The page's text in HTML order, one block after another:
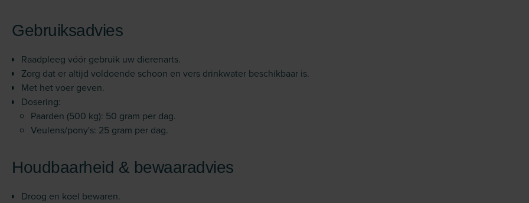
Gebruiksadvies
Raadpleeg vóór gebruik uw dierenarts.
Zorg dat er altijd voldoende schoon en vers drinkwater beschikbaar is.
Met het voer geven.
Dosering:
Paarden (500 kg): 50 gram per dag.
Veulens/pony's: 25 gram per dag.
Houdbaarheid & bewaaradvies
Droog en koel bewaren.